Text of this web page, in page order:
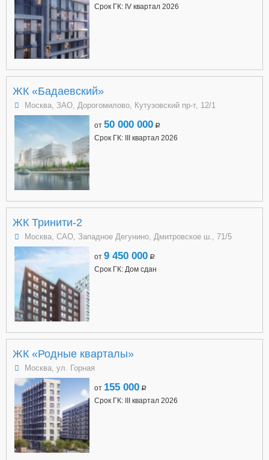
Срок ГК: IV квартал 2026
ЖК «Бадаевский»
Москва, ЗАО, Дорогомилово, Кутузовский пр-т, 12/1
от 50 000 000 a
Срок ГК: III квартал 2026
ЖК Тринити-2
Москва, САО, Западное Дегунино, Дмитровское ш., 71/5
от 9 450 000 a
Срок ГК: Дом сдан
ЖК «Родные кварталы»
Москва, ул. Горная
от 155 000 a
Срок ГК: III квартал 2026